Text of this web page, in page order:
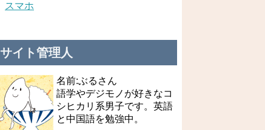
スマホ
サイト管理人
名前:ぶるさん
語学やデジモノが好きなコ
シヒカリ系男子です。英語
と中国語を勉強中。